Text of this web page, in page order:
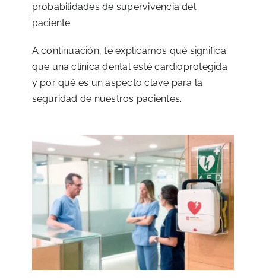
probabilidades de supervivencia del
paciente.
A continuación, te explicamos qué significa
que una clínica dental esté cardioprotegida
y por qué es un aspecto clave para la
seguridad de nuestros pacientes.